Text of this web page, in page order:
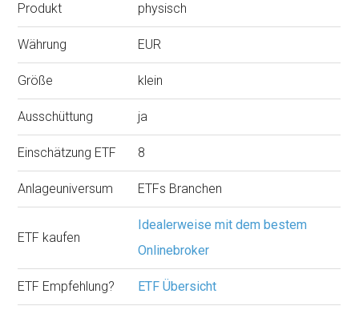
Produkt physisch
Währung EUR
Größe klein
Ausschüttung ja
Einschätzung ETF 8
Anlageuniversum ETFs Branchen
ETF kaufen
Idealerweise mit dem bestem
Onlinebroker
ETF Empfehlung? ETF Übersicht